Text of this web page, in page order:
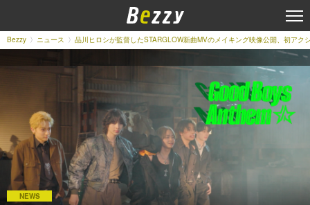
Bezzy ニュース 品川ヒロシが監督したSTARGLOW新曲MVのメイキング映像公開、初アク
NEWS